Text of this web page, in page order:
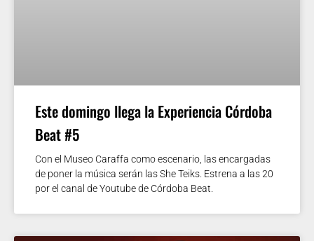
Este domingo llega la Experiencia Córdoba
Beat #5
Con el Museo Caraffa como escenario, las encargadas
de poner la música serán las She Teiks. Estrena a las 20
por el canal de Youtube de Córdoba Beat.